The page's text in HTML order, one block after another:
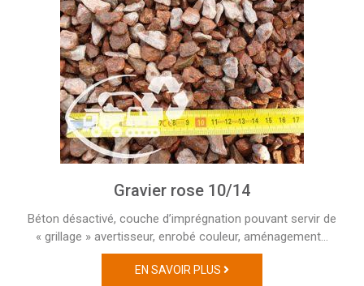
Gravier rose 10/14
Béton désactivé, couche d’imprégnation pouvant servir de
« grillage » avertisseur, enrobé couleur, aménagement…
EN SAVOIR PLUS